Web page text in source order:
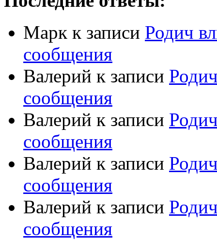
Марк к записи Родич
сообщения
Валерий к записи
сообщения
Валерий к записи
сообщения
Валерий к записи
сообщения
Валерий к записи
сообщения